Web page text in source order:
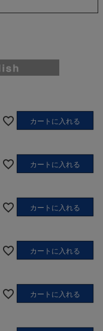
カートに入れる
カートに入れる
カートに入れる
カートに入れる
カートに入れる